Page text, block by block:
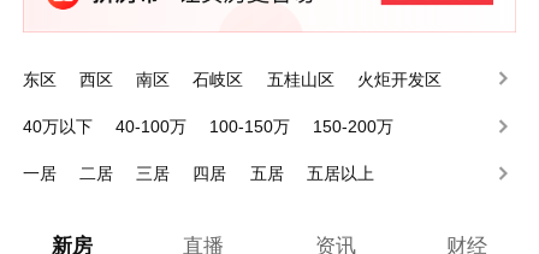
东区 西区 南区 石岐区 五桂山区
火炬开发区
40万以下
40-100万 100-150万
150-200万
一居
二居 三居 四居 五居 五居以上
新房 直播 资讯 财经